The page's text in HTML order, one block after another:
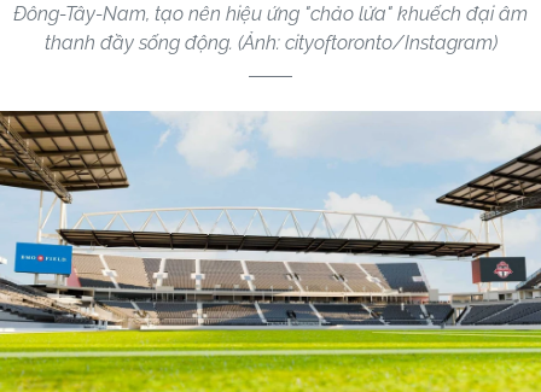
Đông-Tây-Nam, tạo nên hiệu ứng "chảo lửa" khuếch đại âm
thanh đầy sống động. (Ảnh: cityoftoronto/Instagram)